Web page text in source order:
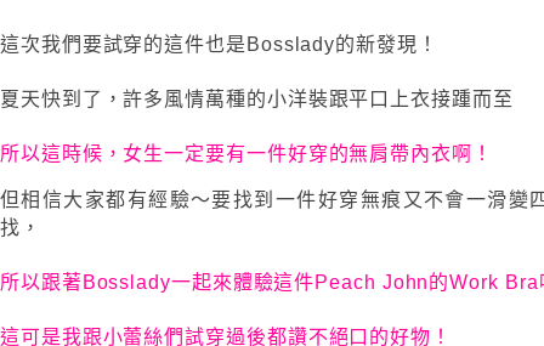
這次我們要試穿的這件也是Bosslady的新發現！
夏天快到了，許多風情萬種的小洋裝跟平口上衣接踵而至
所以這時候，女生一定要有一件好穿的無肩帶內衣啊！
但相信大家都有經驗～要找到一件好穿無痕又不會一滑變
找，
所以跟著Bosslady一起來體驗這件Peach John的Work Bra
這可是我跟小蕾絲們試穿過後都讚不絕口的好物！